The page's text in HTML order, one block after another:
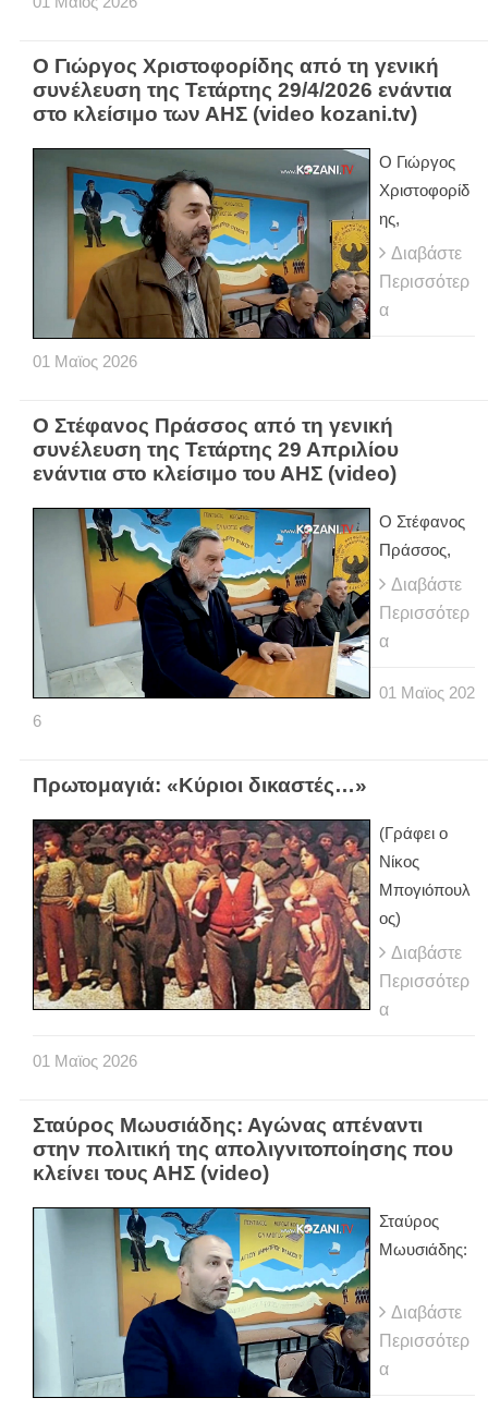
Ο Γιώργος Χριστοφορίδης από τη γενική
συνέλευση της Τετάρτης 29/4/2026 ενάντια
στο κλείσιμο των ΑΗΣ (video kozani.tv)
Ο Γιώργος
Χριστοφορίδ
ης,
Διαβάστε
Περισσότερ
α
01 Μαϊος 2026
Ο Στέφανος Πράσσος από τη γενική
συνέλευση της Τετάρτης 29 Απριλίου
ενάντια στο κλείσιμο του ΑΗΣ (video)
Ο Στέφανος
Πράσσος,
Διαβάστε
Περισσότερ
α
01 Μαϊος 202
6
Πρωτομαγιά: «Κύριοι δικαστές…»
(Γράφει ο
Νίκος
Μπογιόπουλ
ος)
Διαβάστε
Περισσότερ
α
01 Μαϊος 2026
Σταύρος Μωυσιάδης: Αγώνας απέναντι
στην πολιτική της απολιγνιτοποίησης που
κλείνει τους ΑΗΣ (video)
Σταύρος
Μωυσιάδης:
Διαβάστε
Περισσότερ
α